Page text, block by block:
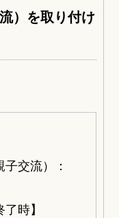
）を取り付け
交流）：
時】